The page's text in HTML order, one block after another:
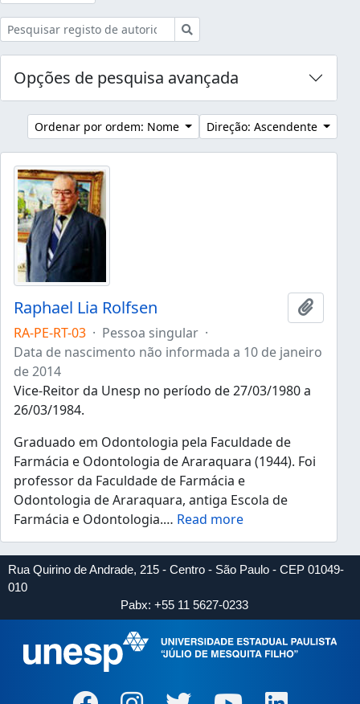
Opções de pesquisa avançada
Ordenar por ordem: Nome Direção: Ascendente
Raphael Lia Rolfsen
RA-PE-RT-03 · Pessoa singular ·
Data de nascimento não informada a 10 de janeiro
de 2014
Vice-Reitor da Unesp no período de 27/03/1980 a
26/03/1984.
Graduado em Odontologia pela Faculdade de
Farmácia e Odontologia de Araraquara (1944). Foi
professor da Faculdade de Farmácia e
Odontologia de Araraquara, antiga Escola de
Farmácia e Odontologia.… Read more
Rua Quirino de Andrade, 215 - Centro - São Paulo - CEP 01049-
010
Pabx: +55 11 5627-0233